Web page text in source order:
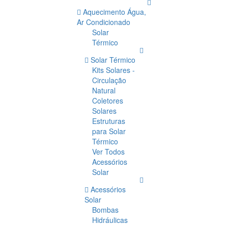
Aquecimento Água,
Ar Condicionado
Solar
Térmico
Solar Térmico
Kits Solares -
Circulação
Natural
Coletores
Solares
Estruturas
para Solar
Térmico
Ver Todos
Acessórios
Solar
Acessórios
Solar
Bombas
Hidráulicas